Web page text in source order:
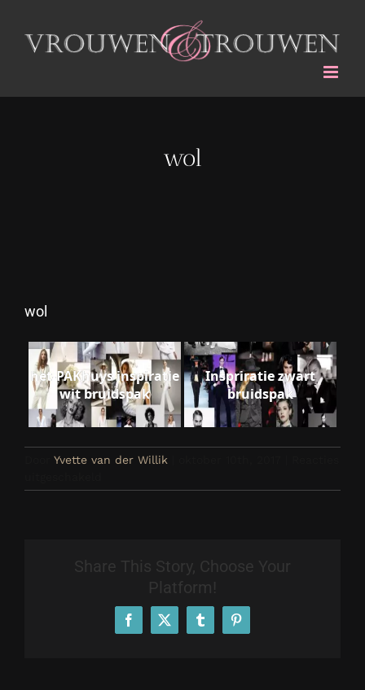
naar
inhoud
wol
wol
het-PAKhuys inspiratie
wit bruidspak
Inspriratie zwart
bruidspak
Yvette van der Willik
wol
Share This Story, Choose Your
Platform!
Facebook
X TumblrPinterest